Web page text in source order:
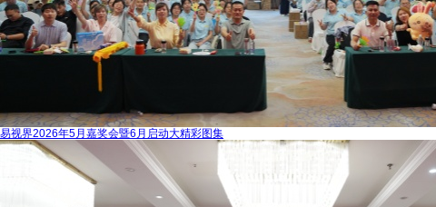
易视界2026年5月嘉奖会暨6月启动大精彩图集